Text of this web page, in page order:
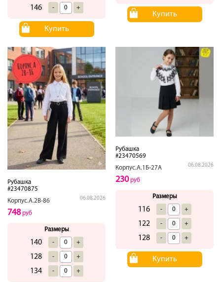
146 - +
Купить
Купить
Рубашка
#23470875
Корпус.А.2В-86
06.08.2026
748руб
Размеры
140 - +
128 - +
134 - +
Рубашка
#23470569
Корпус.А.1Б-27А
06.08.2026
230руб
Размеры
116 - +
122 - +
128 - +
Купить